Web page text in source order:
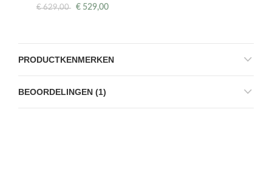
€629,00 € 529,00
PRODUCTKENMERKEN
BEOORDELINGEN (1)